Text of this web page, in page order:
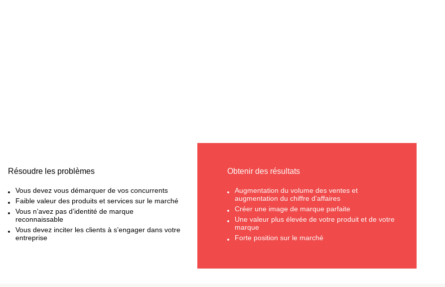
Résoudre les problèmes
Vous devez vous démarquer de vos concurrents
Faible valeur des produits et services sur le marché
Vous n’avez pas d’identité de marque
reconnaissable
Vous devez inciter les clients à s’engager dans votre
entreprise
Obtenir des résultats
Augmentation du volume des ventes et
augmentation du chiffre d’affaires
Créer une image de marque parfaite
Une valeur plus élevée de votre produit et de votre
marque
Forte position sur le marché